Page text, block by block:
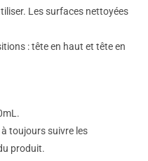
Les surfaces nettoyées
: tête en haut et tête en
toujours suivre les
produit.